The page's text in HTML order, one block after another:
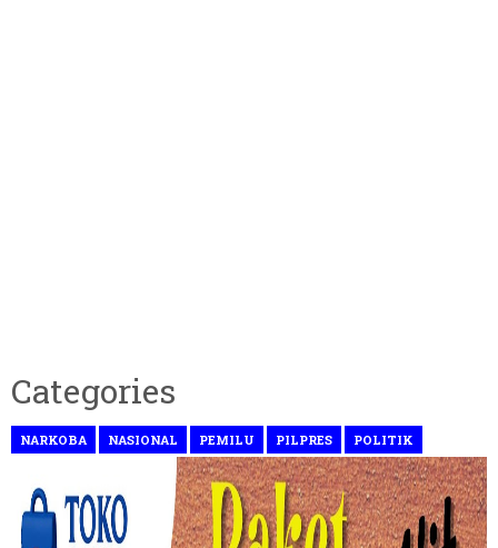
Categories
NARKOBA NASIONAL PEMILU PILPRES POLITIK